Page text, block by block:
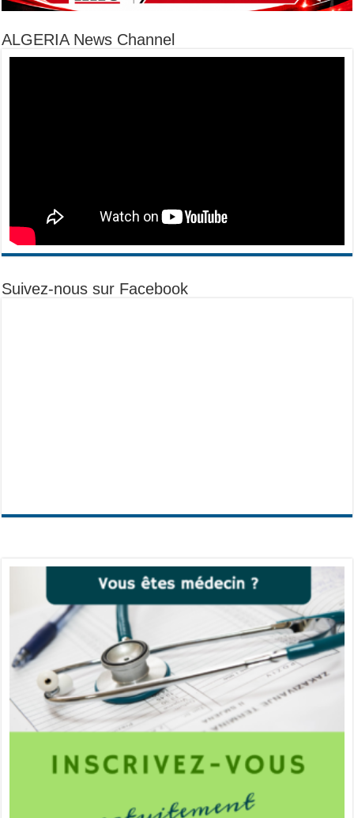
ALGERIA News Channel
Suivez-nous sur Facebook